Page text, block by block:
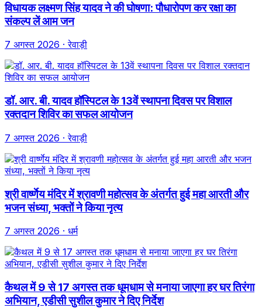
विधायक लक्ष्मण सिंह यादव ने की घोषणा: पौधारोपण कर रक्षा का
संकल्प लें आम जन
7 अगस्त 2026 · रेवाड़ी
डॉ. आर. बी. यादव हॉस्पिटल के 13वें स्थापना दिवस पर विशाल
रक्तदान शिविर का सफल आयोजन
7 अगस्त 2026 · रेवाड़ी
श्री वार्ष्णेय मंदिर में श्रावणी महोत्सव के अंतर्गत हुई महा आरती और
भजन संध्या, भक्तों ने किया नृत्य
7 अगस्त 2026 · धर्म
कैथल में 9 से 17 अगस्त तक धूमधाम से मनाया जाएगा हर घर तिरंगा
अभियान, एडीसी सुशील कुमार ने दिए निर्देश